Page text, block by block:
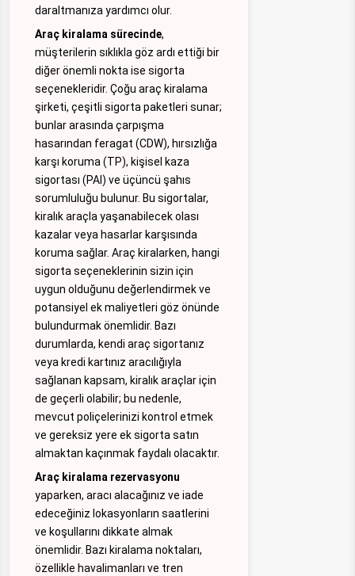
daraltmanıza yardımcı olur.
Araç kiralama sürecinde,
müşterilerin sıklıkla göz ardı ettiği bir
diğer önemli nokta ise sigorta
seçenekleridir. Çoğu araç kiralama
şirketi, çeşitli sigorta paketleri sunar;
bunlar arasında çarpışma
hasarından feragat (CDW), hırsızlığa
karşı koruma (TP), kişisel kaza
sigortası (PAI) ve üçüncü şahıs
sorumluluğu bulunur. Bu sigortalar,
kiralık araçla yaşanabilecek olası
kazalar veya hasarlar karşısında
koruma sağlar. Araç kiralarken, hangi
sigorta seçeneklerinin sizin için
uygun olduğunu değerlendirmek ve
potansiyel ek maliyetleri göz önünde
bulundurmak önemlidir. Bazı
durumlarda, kendi araç sigortanız
veya kredi kartınız aracılığıyla
sağlanan kapsam, kiralık araçlar için
de geçerli olabilir; bu nedenle,
mevcut poliçelerinizi kontrol etmek
ve gereksiz yere ek sigorta satın
almaktan kaçınmak faydalı olacaktır.
Araç kiralama rezervasyonu
yaparken, aracı alacağınız ve iade
edeceğiniz lokasyonların saatlerini
ve koşullarını dikkate almak
önemlidir. Bazı kiralama noktaları,
özellikle havalimanları ve tren